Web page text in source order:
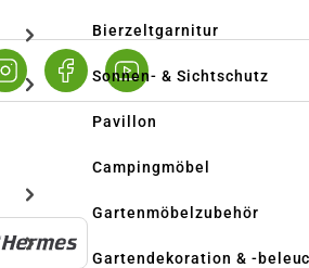
Bierzeltgarnitur
Sonnen- & Sichtschutz
Pavillon
Campingmöbel
Gartenmöbelzubehör
Gartendekoration & -